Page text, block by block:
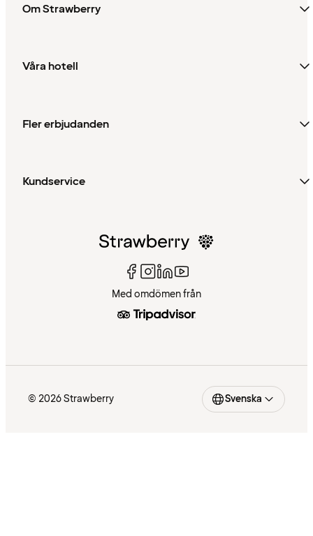
Om Strawberry
Våra hotell
Fler erbjudanden
Kundservice
Med omdömen från
© 2026 Strawberry Svenska